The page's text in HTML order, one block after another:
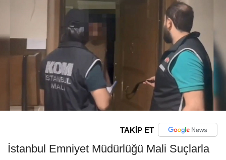
TAKİP ET
İstanbul Emniyet Müdürlüğü Mali Suçlarla